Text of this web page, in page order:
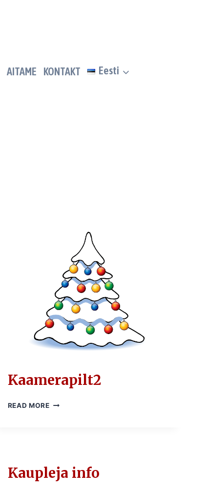
AITAME KONTAKT Eesti
Kaamerapilt2
READ MORE KAAMERAPILT2
Kaupleja info